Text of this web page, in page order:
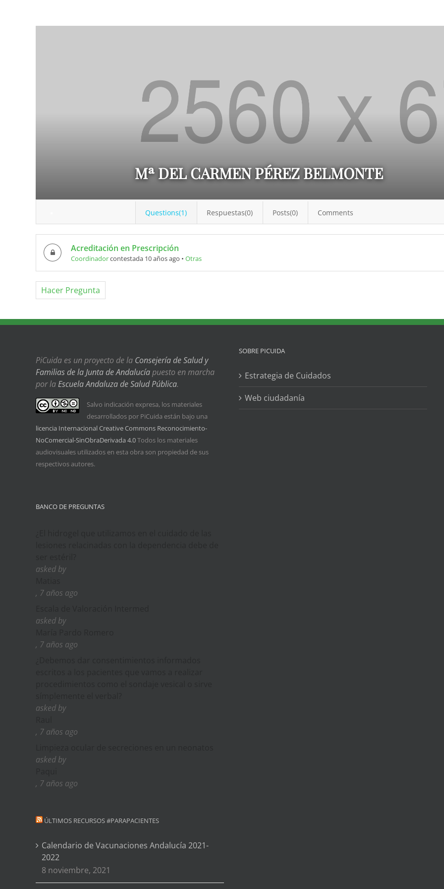
Mª DEL CARMEN PÉREZ BELMONTE
Questions(1) Respuestas(0) Posts(0) Comments
Acreditación en Prescripción
Coordinadorcontestada 10 años ago • Otras
Hacer Pregunta
PiCuida es un proyecto de la Consejería de Salud y
Familias de la Junta de Andalucíapuesto en marcha
por laEscuela Andaluza de Salud Pública.
Salvo indicación expresa, los materiales
desarrollados por PiCuida están bajo una
licencia Internacional Creative Commons Reconocimiento-
NoComercial-SinObraDerivada 4.0Todos los materiales
audiovisuales utilizados en esta obra son propiedad de sus
respectivos autores.
BANCO DE PREGUNTAS
asked by
, 7 años ago
asked by
, 7 años ago
asked by
, 7 años ago
asked by
, 7 años ago
ÚLTIMOS RECURSOS #PARAPACIENTES
Calendario de Vacunaciones Andalucía 2021-
2022
8 noviembre, 2021
SOBRE PICUIDA
Estrategia de Cuidados
Web ciudadanía